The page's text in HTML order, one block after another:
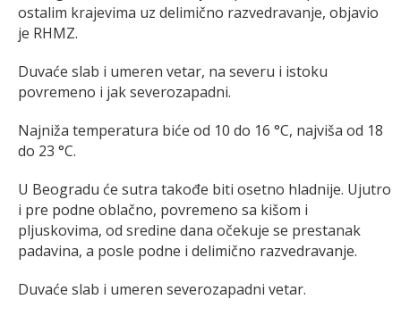
ostalim krajevima uz delimično razvedravanje, objavio
je RHMZ.
Duvaće slab i umeren vetar, na severu i istoku
povremeno i jak severozapadni.
Najniža temperatura biće od 10 do 16 °C, najviša od 18
do 23 °C.
U Beogradu će sutra takođe biti osetno hladnije. Ujutro
i pre podne oblačno, povremeno sa kišom i
pljuskovima, od sredine dana očekuje se prestanak
padavina, a posle podne i delimično razvedravanje.
Duvaće slab i umeren severozapadni vetar.